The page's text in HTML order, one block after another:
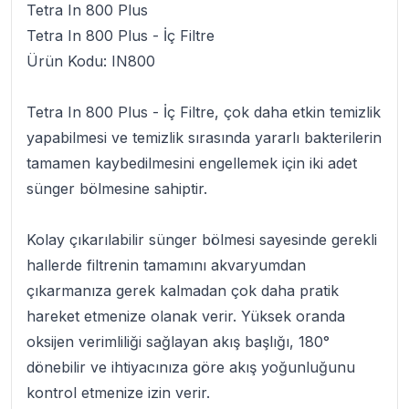
Tetra In 800 Plus
Tetra In 800 Plus - İç Filtre
Ürün Kodu: IN800
Tetra In 800 Plus - İç Filtre, çok daha etkin temizlik
yapabilmesi ve temizlik sırasında yararlı bakterilerin
tamamen kaybedilmesini engellemek için iki adet
sünger bölmesine sahiptir.
Kolay çıkarılabilir sünger bölmesi sayesinde gerekli
hallerde filtrenin tamamını akvaryumdan
çıkarmanıza gerek kalmadan çok daha pratik
hareket etmenize olanak verir. Yüksek oranda
oksijen verimliliği sağlayan akış başlığı, 180°
dönebilir ve ihtiyacınıza göre akış yoğunluğunu
kontrol etmenize izin verir.